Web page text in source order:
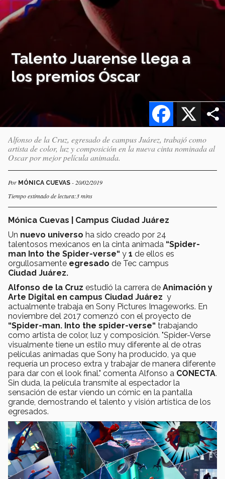
Talento Juarense llega a
los premios Óscar
X
Facebook
Alfonso de la Cruz, egresado de campus Juárez, trabajó como
artista de color, luz y composición en la nueva cinta nominada al
Oscar por mejor película animada.
Por MÓNICA CUEVAS - 20/02/2019
Tiempo estimado de lectura:3 mins
Mónica Cuevas | Campus Ciudad Juárez
Un nuevo universo ha sido creado por 24
talentosos mexicanos en la cinta animada “Spider-
man Into the Spider-verse“ y 1 de ellos es
orgullosamente egresado de Tec campus
Ciudad Juárez.
Alfonso de la Cruz estudió la carrera de Animación y
Arte Digital en campus Ciudad Juárez y
actualmente trabaja en Sony Pictures Imageworks. En
noviembre del 2017 comenzó con el proyecto de
“Spider-man. Into the spider-verse“ trabajando
como artista de color, luz y composición. "Spider-Verse
visualmente tiene un estilo muy diferente al de otras
películas animadas que Sony ha producido, ya que
requería un proceso extra y trabajar de manera diferente
para dar con el look final." comenta Alfonso a CONECTA.
Sin duda, la película transmite al espectador la
sensación de estar viendo un cómic en la pantalla
grande, demostrando el talento y visión artística de los
egresados.